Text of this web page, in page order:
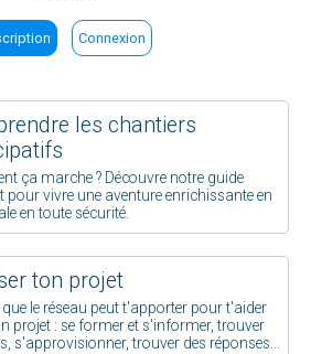
Connexion
les chantiers
ça marche ? Découvre notre guide
pour vivre une aventure enrichissante en
en toute sécurité.
ton projet
le réseau peut t'apporter pour t'aider
projet : se former et s'informer, trouver
s'approvisionner, trouver des réponses...